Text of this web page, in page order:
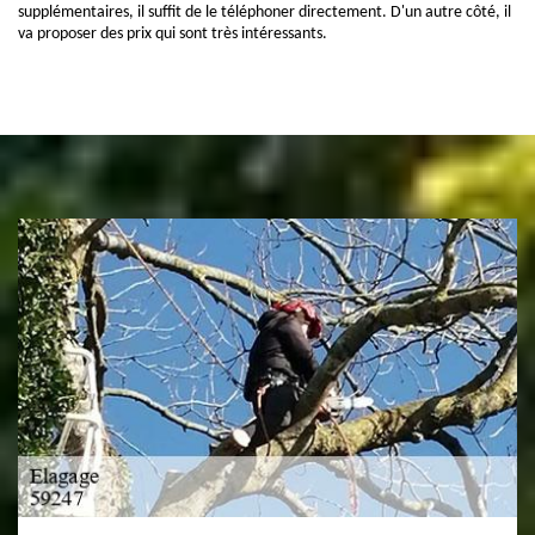
supplémentaires, il suffit de le téléphoner directement. D'un autre côté, il
va proposer des prix qui sont très intéressants.